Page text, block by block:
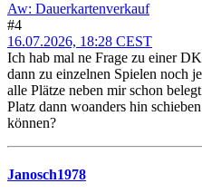
Aw: Dauerkartenverkauf
#4
16.07.2026, 18:28 CEST
Ich hab mal ne Frage zu einer
dann zu einzelnen Spielen noch
alle Plätze neben mir schon
Platz dann woanders hin
können?
Janosch1978